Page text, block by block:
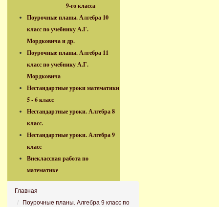
9-го класса
Поурочные планы. Алгебра 10
класс по учебнику А.Г.
Мордковича и др.
Поурочные планы. Алгебра 11
класс по учебнику А.Г.
Мордковича
Нестандартные уроки математики
5 - 6 класс
Нестандартные уроки. Алгебра 8
класс.
Нестандартные уроки. Алгебра 9
класс
Внеклассная работа по
математике
Главная
Поурочные планы. Алгебра 9 класс по